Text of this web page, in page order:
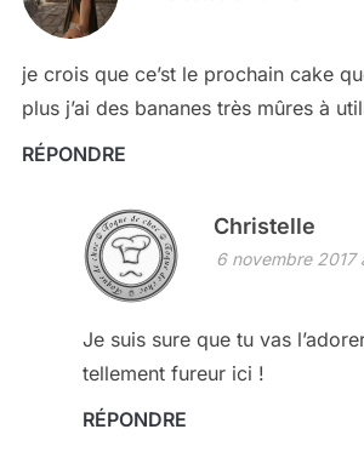
je crois que ce’st le prochain cake
plus j’ai des bananes très mûres à
RÉPONDRE
Christelle
6 novembre 2017
Je suis sure que tu vas
tellement fureur ici !
RÉPONDRE